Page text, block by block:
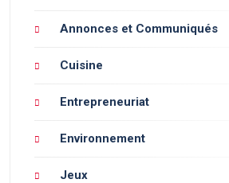
Annonces et Communiqués
Cuisine
Entrepreneuriat
Environnement
Jeux